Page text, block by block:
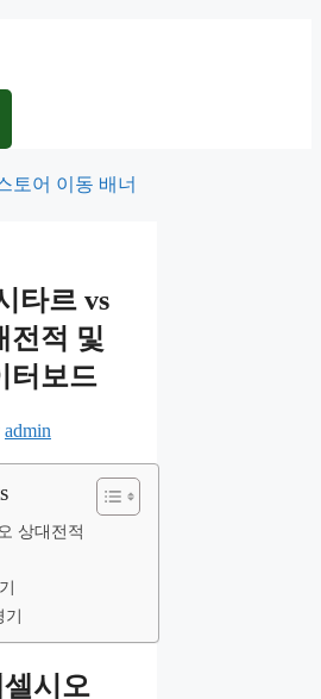
타르 vs
전적 및
터보드
admin
상대전적
기
시오